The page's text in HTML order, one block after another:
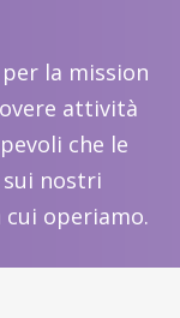
la mission
attività
che le
nostri
operiamo.